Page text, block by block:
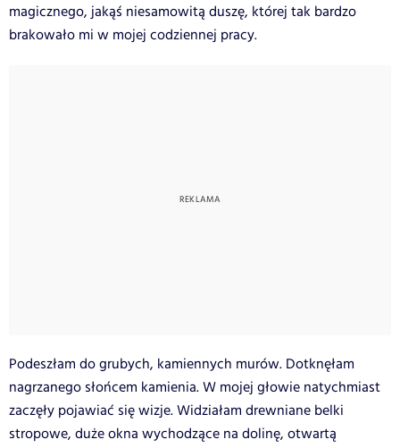
magicznego, jakąś niesamowitą duszę, której tak bardzo
brakowało mi w mojej codziennej pracy.
Podeszłam do grubych, kamiennych murów. Dotknęłam
nagrzanego słońcem kamienia. W mojej głowie natychmiast
zaczęły pojawiać się wizje. Widziałam drewniane belki
stropowe, duże okna wychodzące na dolinę, otwartą